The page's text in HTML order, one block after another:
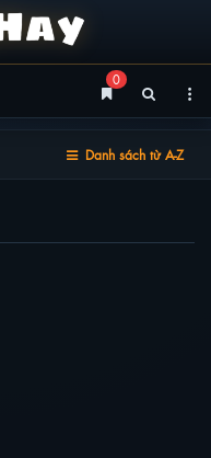
0
Danh sách từ A-Z